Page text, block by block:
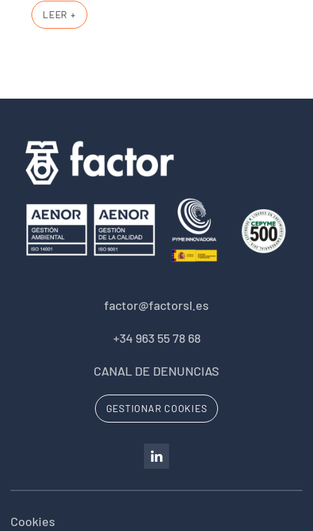
LEER +
factor@factorsl.es
+34 963 55 78 68
CANAL DE DENUNCIAS
GESTIONAR COOKIES
Cookies